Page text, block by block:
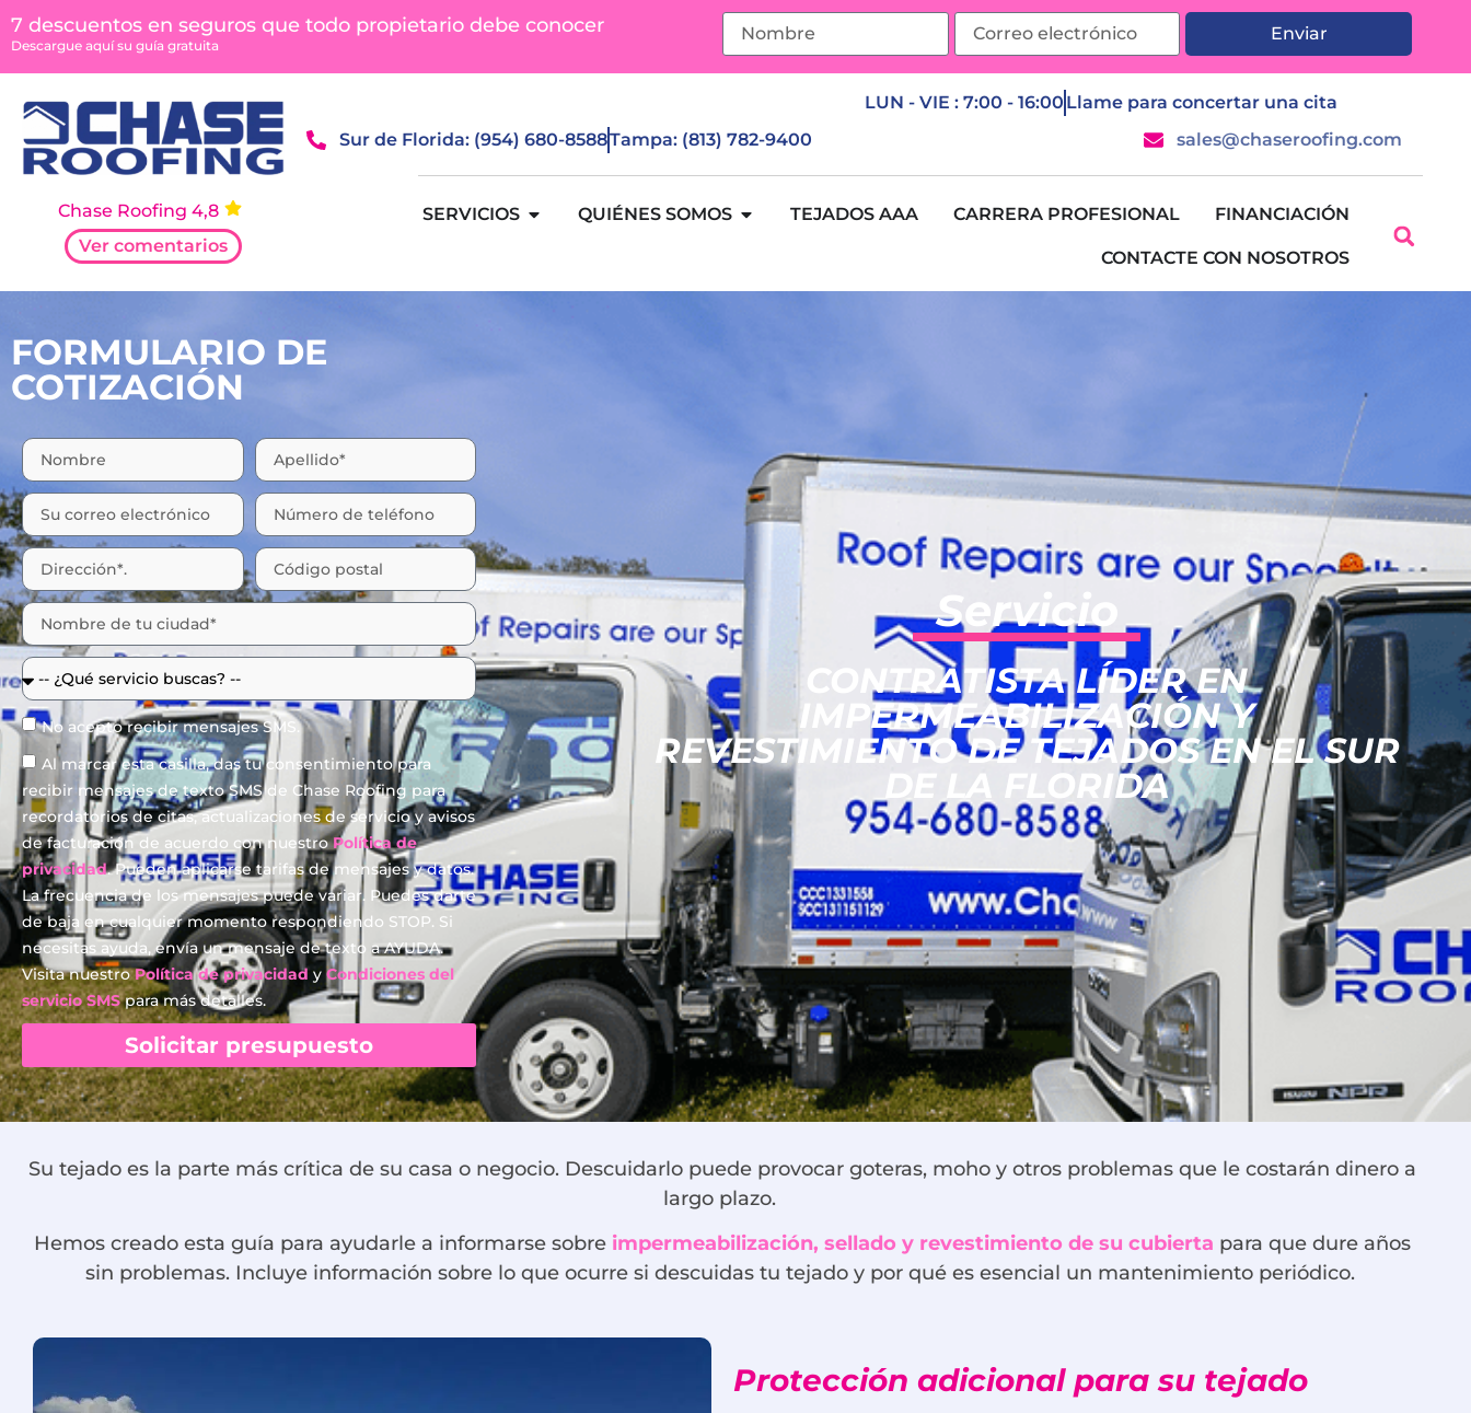
7 descuentos en seguros que todo propietario debe conocer
Descargue aquí su guía gratuita
Enviar
Chase Roofing 4,8
Ver comentarios
LUN - VIE : 7:00 - 16:00 Llame para concertar una cita
Sur de Florida: (954) 680-8588Tampa: (813) 782-9400 sales@chaseroofing.com
SERVICIOS QUIÉNES SOMOS TEJADOS AAA CARRERA PROFESIONAL FINANCIACIÓN
CONTACTE CON NOSOTROS
FORMULARIO DE
COTIZACIÓN
No acepto recibir mensajes SMS.
Al marcar esta casilla, das tu consentimiento para
recibir mensajes de texto SMS de Chase Roofing para
recordatorios de citas, actualizaciones de servicio y avisos
de facturación de acuerdo con nuestroPolítica de
privacidad. Pueden aplicarse tarifas de mensajes y datos.
La frecuencia de los mensajes puede variar. Puedes darte
de baja en cualquier momento respondiendo STOP. Si
necesitas ayuda, envía un mensaje de texto a AYUDA.
Visita nuestroPolítica de privacidady Condiciones del
servicio SMSpara más detalles.
Solicitar presupuesto
Servicio
CONTRATISTA LÍDER EN
IMPERMEABILIZACIÓN Y
REVESTIMIENTO DE TEJADOS EN EL SUR
DE LA FLORIDA
Su tejado es la parte más crítica de su casa o negocio. Descuidarlo puede provocar goteras, moho y otros problemas que le costarán dinero a
largo plazo.
Hemos creado esta guía para ayudarle a informarse sobre impermeabilización, sellado y revestimiento de su cubierta para que dure años
sin problemas. Incluye información sobre lo que ocurre si descuidas tu tejado y por qué es esencial un mantenimiento periódico.
Protección adicional para su tejado